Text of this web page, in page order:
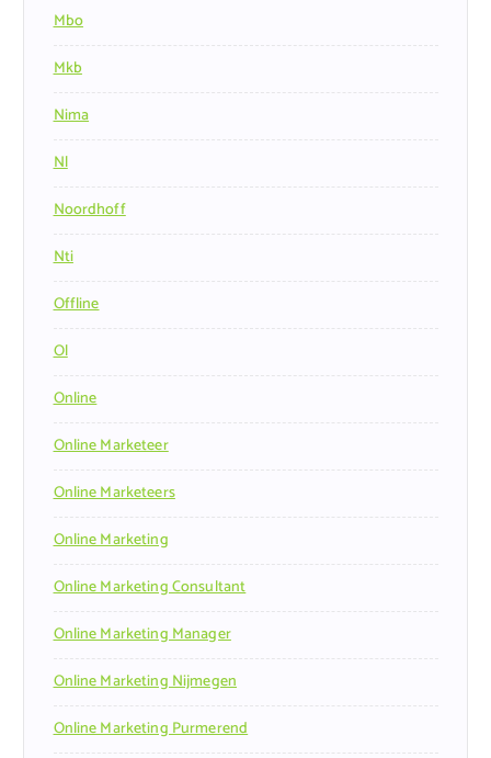
Mbo
Mkb
Nima
Nl
Noordhoff
Nti
Offline
Ol
Online
Online Marketeer
Online Marketeers
Online Marketing
Online Marketing Consultant
Online Marketing Manager
Online Marketing Nijmegen
Online Marketing Purmerend